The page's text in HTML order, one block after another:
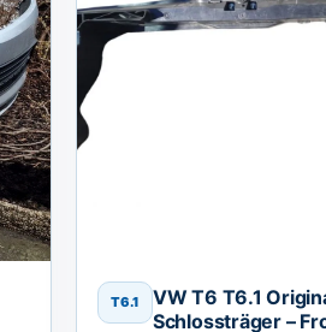
T6.1
VW T6 T6.1
Schlossträger –